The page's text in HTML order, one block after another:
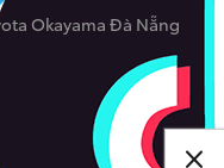
Okayama Đà Nẵng